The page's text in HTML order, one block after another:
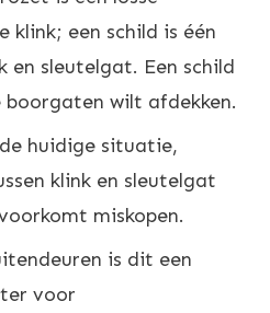
een schild is één
en sleutelgat. Een schild
boorgaten wilt afdekken.
huidige situatie,
klink en sleutelgat
miskopen.
is dit een
voor